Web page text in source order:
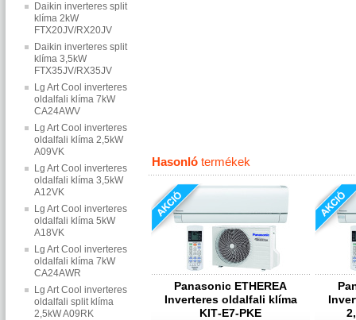
Daikin inverteres split
klíma 2kW
FTX20JV/RX20JV
Daikin inverteres split
klíma 3,5kW
FTX35JV/RX35JV
Lg Art Cool inverteres
oldalfali klíma 7kW
CA24AWV
Lg Art Cool inverteres
oldalfali klíma 2,5kW
A09VK
Lg Art Cool inverteres
oldalfali klíma 3,5kW
A12VK
Lg Art Cool inverteres
oldalfali klíma 5kW
A18VK
Lg Art Cool inverteres
oldalfali klíma 7kW
CA24AWR
Lg Art Cool inverteres
oldalfali split klíma
2,5kW A09RK
Hasonló termékek
Panasonic ETHEREA
Inverteres oldalfali klíma
KIT‐E7‐PKE